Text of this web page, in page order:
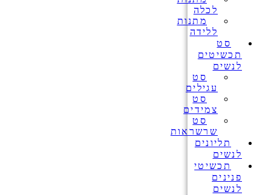
לכלה
מתנות
ללידה
סט
תכשיטים
לנשים
סט
עגילים
סט
צמידים
סט
שרשראות
תליונים
לנשים
תכשיטי
פנינים
לנשים